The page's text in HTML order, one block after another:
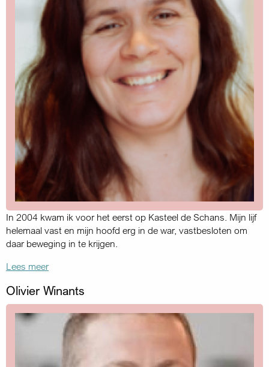
In 2004 kwam ik voor het eerst op Kasteel de Schans. Mijn lijf
helemaal vast en mijn hoofd erg in de war, vastbesloten om
daar beweging in te krijgen.
Lees meer
Olivier Winants